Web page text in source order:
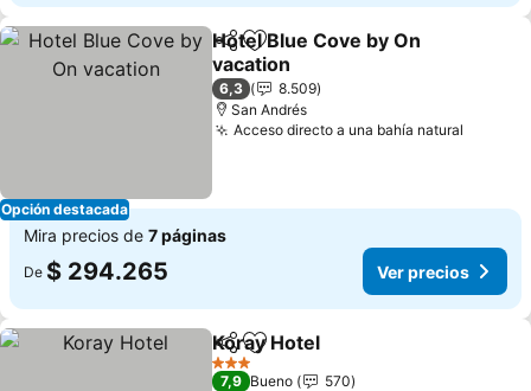
Opción destacada
CompartirAgregar a favoritos
Hotel Blue Cove by On
vacation
Ver precios
6,3
8.509
San Andrés
Acceso directo a una bahía natural
Mira precios de 7 páginas
De $ 294.265 Ver precios
CompartirAgregar a favoritos
Koray Hotel
3 Estrellas
7,9 Bueno
570